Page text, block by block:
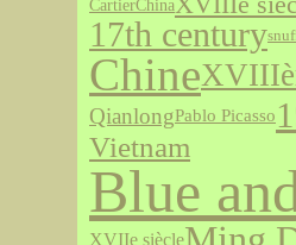
CartierChina
17th century
Chine
QianlongPablo Picasso
Vietnam
Blue
XVIIe siècle